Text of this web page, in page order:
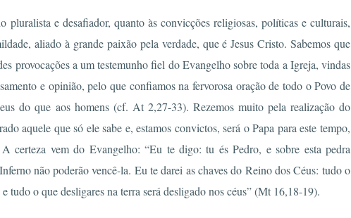
pluralista e desafiador, quanto às convicções religiosas, políticas e culturais,
aliado à grande paixão pela verdade, que é Jesus Cristo. Sabemos que
provocações a um testemunho fiel do Evangelho sobre toda a Igreja, vindas
e opinião, pelo que confiamos na fervorosa oração de todo o Povo de
do que aos homens (cf. At 2,27-33). Rezemos muito pela realização do
aquele que só ele sabe e, estamos convictos, será o Papa para este tempo,
certeza vem do Evangelho: “Eu te digo: tu és Pedro, e sobre esta pedra
não poderão vencê-la. Eu te darei as chaves do Reino dos Céus: tudo o
tudo o que desligares na terra será desligado nos céus” (Mt 16,18-19).